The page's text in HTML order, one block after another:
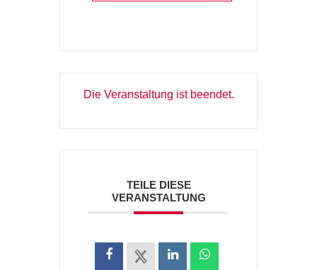
Die Veranstaltung ist beendet.
TEILE DIESE
VERANSTALTUNG